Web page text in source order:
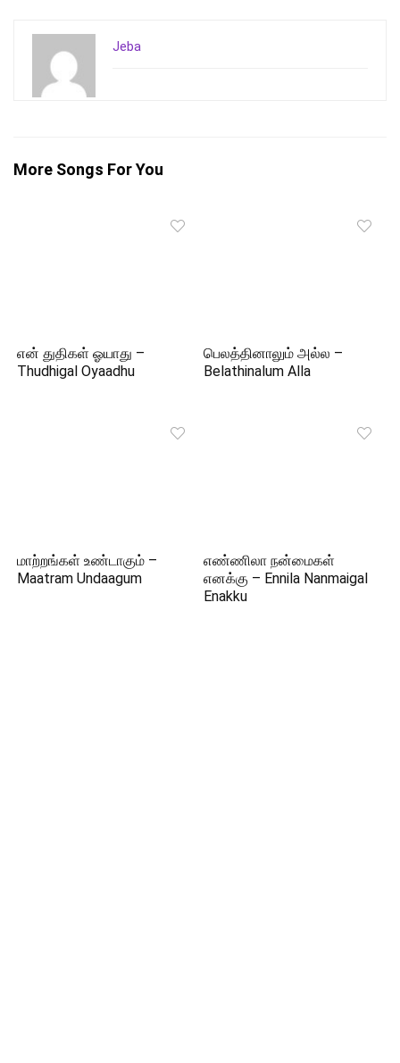
Jeba
More Songs For You
என் துதிகள் ஓயாது –
Thudhigal Oyaadhu
பெலத்தினாலும் அல்ல –
Belathinalum Alla
மாற்றங்கள் உண்டாகும் –
Maatram Undaagum
எண்ணிலா நன்மைகள்
எனக்கு – Ennila Nanmaigal
Enakku